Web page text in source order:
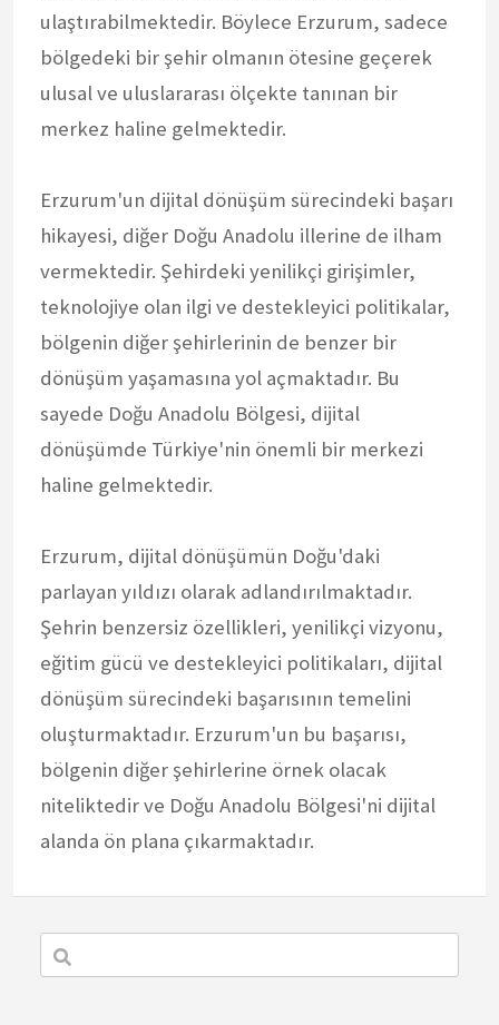
ulaştırabilmektedir. Böylece Erzurum, sadece
bölgedeki bir şehir olmanın ötesine geçerek
ulusal ve uluslararası ölçekte tanınan bir
merkez haline gelmektedir.
Erzurum'un dijital dönüşüm sürecindeki başarı
hikayesi, diğer Doğu Anadolu illerine de ilham
vermektedir. Şehirdeki yenilikçi girişimler,
teknolojiye olan ilgi ve destekleyici politikalar,
bölgenin diğer şehirlerinin de benzer bir
dönüşüm yaşamasına yol açmaktadır. Bu
sayede Doğu Anadolu Bölgesi, dijital
dönüşümde Türkiye'nin önemli bir merkezi
haline gelmektedir.
Erzurum, dijital dönüşümün Doğu'daki
parlayan yıldızı olarak adlandırılmaktadır.
Şehrin benzersiz özellikleri, yenilikçi vizyonu,
eğitim gücü ve destekleyici politikaları, dijital
dönüşüm sürecindeki başarısının temelini
oluşturmaktadır. Erzurum'un bu başarısı,
bölgenin diğer şehirlerine örnek olacak
niteliktedir ve Doğu Anadolu Bölgesi'ni dijital
alanda ön plana çıkarmaktadır.